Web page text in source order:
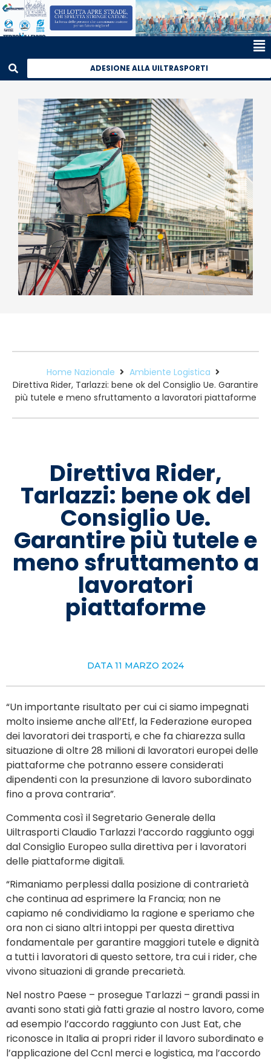
ADESIONE ALLA UILTRASPORTI
Home Nazionale
Ambiente Logistica
Direttiva Rider, Tarlazzi: bene ok del Consiglio Ue. Garantire
più tutele e meno sfruttamento a lavoratori piattaforme
Direttiva Rider,
Tarlazzi: bene ok del
Consiglio Ue.
Garantire più tutele e
meno sfruttamento a
lavoratori
piattaforme
DATA 11 MARZO 2024
“Un importante risultato per cui ci siamo impegnati
molto insieme anche all’Etf, la Federazione europea
dei lavoratori dei trasporti, e che fa chiarezza sulla
situazione di oltre 28 milioni di lavoratori europei delle
piattaforme che potranno essere considerati
dipendenti con la presunzione di lavoro subordinato
fino a prova contraria”.
Commenta così il Segretario Generale della
Uiltrasporti Claudio Tarlazzi l’accordo raggiunto oggi
dal Consiglio Europeo sulla direttiva per i lavoratori
delle piattaforme digitali.
“Rimaniamo perplessi dalla posizione di contrarietà
che continua ad esprimere la Francia; non ne
capiamo né condividiamo la ragione e speriamo che
ora non ci siano altri intoppi per questa direttiva
fondamentale per garantire maggiori tutele e dignità
a tutti i lavoratori di questo settore, tra cui i rider, che
vivono situazioni di grande precarietà.
Nel nostro Paese – prosegue Tarlazzi – grandi passi in
avanti sono stati già fatti grazie al nostro lavoro, come
ad esempio l’accordo raggiunto con Just Eat, che
riconosce in Italia ai propri rider il lavoro subordinato e
l’applicazione del Ccnl merci e logistica, ma l’accordo